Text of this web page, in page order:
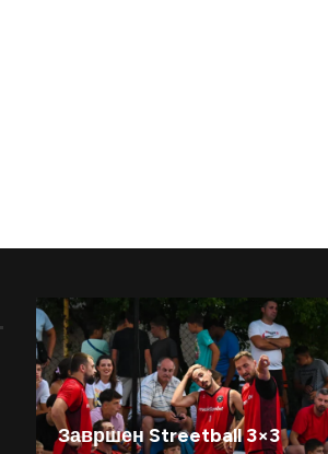
Завршен Streetball 3×3